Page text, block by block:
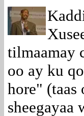
tilmaamay
oo ay ku
hore"
sheegayaa